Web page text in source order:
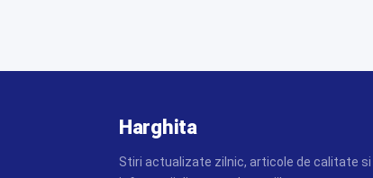
Harghita
Stiri actualizate zilnic, articole de calitate si